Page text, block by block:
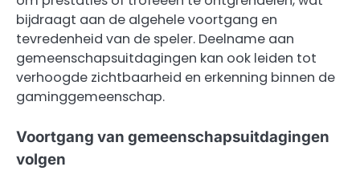
bijdraagt aan de algehele voortgang en
tevredenheid van de speler. Deelname aan
gemeenschapsuitdagingen kan ook leiden tot
verhoogde zichtbaarheid en erkenning binnen de
gaminggemeenschap.
Voortgang van gemeenschapsuitdagingen
volgen